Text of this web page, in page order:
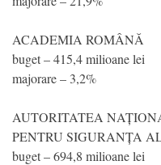
ACADEMIA ROMÂNĂ
buget – 415,4 milioane lei
majorare – 3,2%
AUTORITATEA
PENTRU SIGURANȚA
buget – 694,8 milioane lei